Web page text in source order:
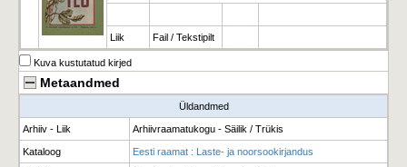
Liik Fail / Tekstipilt
Kuva kustutatud kirjed
Metaandmed
Üldandmed
Arhiiv - Liik Arhiivraamatukogu - Säilik / Trükis
Kataloog Eesti raamat : Laste- ja noorsookirjandus